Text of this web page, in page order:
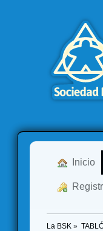
Inicio
La BSK »